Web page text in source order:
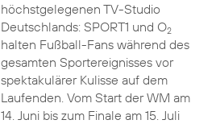
höchstgelegenen TV-Studio
Deutschlands: SPORT1 und O2
halten Fußball-Fans während des
gesamten Sportereignisses vor
spektakulärer Kulisse auf dem
Laufenden. Vom Start der WM am
14. Juni bis zum Finale am 15. Juli